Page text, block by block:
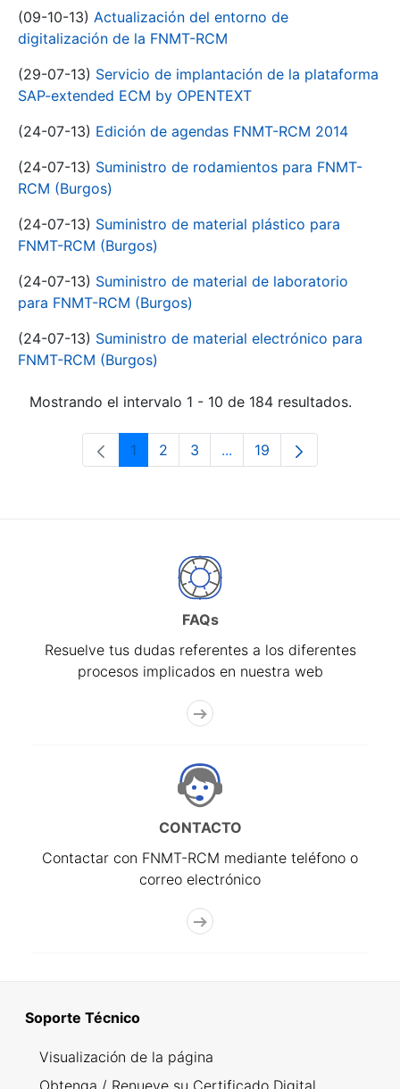
(09-10-13) Actualización del entorno de
digitalización de la FNMT-RCM
(29-07-13) Servicio de implantación de la plataforma
SAP-extended ECM by OPENTEXT
(24-07-13) Edición de agendas FNMT-RCM 2014
(24-07-13) Suministro de rodamientos para FNMT-
RCM (Burgos)
(24-07-13) Suministro de material plástico para
FNMT-RCM (Burgos)
(24-07-13) Suministro de material de laboratorio
para FNMT-RCM (Burgos)
(24-07-13) Suministro de material electrónico para
FNMT-RCM (Burgos)
Mostrando el intervalo 1 - 10 de 184 resultados.
Página
1 Página
2 Página
3 ...Páginas intermedias Use
Página
19
FAQs
Resuelve tus dudas referentes a los diferentes
procesos implicados en nuestra web
CONTACTO
Contactar con FNMT-RCM mediante teléfono o
correo electrónico
Soporte Técnico
Visualización de la página
Obtenga / Renueve su Certificado Digital